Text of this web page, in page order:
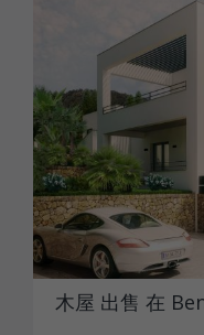
木屋 出售 在